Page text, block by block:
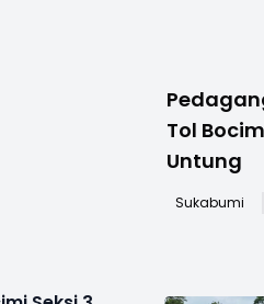
Tol
Untung
Sukabumi